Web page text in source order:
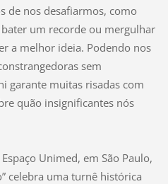
de nos desafiarmos, como
um recorde ou mergulhar
a melhor ideia. Podendo nos
sem
garante muitas risadas com
quão insignificantes nós
Unimed, em São Paulo,
celebra uma turnê histórica